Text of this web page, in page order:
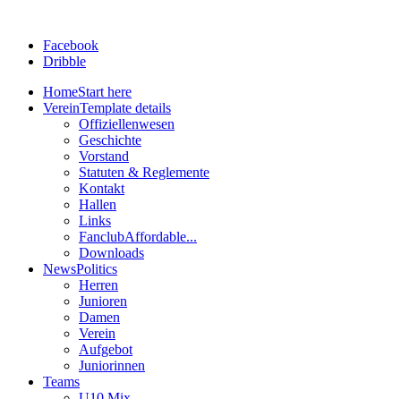
Facebook
Dribble
HomeStart here
VereinTemplate details
Offiziellenwesen
Geschichte
Vorstand
Statuten & Reglemente
Kontakt
Hallen
Links
FanclubAffordable...
Downloads
NewsPolitics
Herren
Junioren
Damen
Verein
Aufgebot
Juniorinnen
Teams